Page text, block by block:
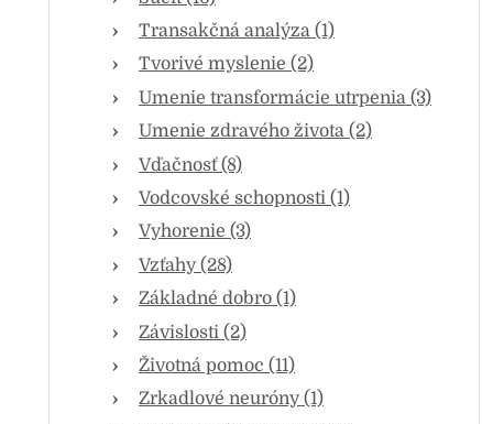
Transakčná analýza (1)
Tvorivé myslenie (2)
Umenie transformácie utrpenia (3)
Umenie zdravého života (2)
Vďačnosť (8)
Vodcovské schopnosti (1)
Vyhorenie (3)
Vzťahy (28)
Základné dobro (1)
Závislosti (2)
Životná pomoc (11)
Zrkadlové neuróny (1)